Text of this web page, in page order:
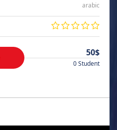
arabic
50$
0 Student